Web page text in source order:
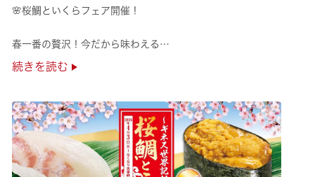
🌸桜鯛といくらフェア開催！
春一番の贅沢！今だから味わえる
旬の旨さの熟成🌸桜鯛と
是非お越しください✨
続きを読む